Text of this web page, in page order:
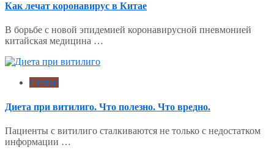
Как лечат коронавирус в Китае
В борьбе с новой эпидемией коронавирусной пневмонией
китайская медицина …
Статьи
Диета при витилиго. Что полезно. Что вредно.
Пациенты с витилиго сталкиваются не только с недостатком
информации …